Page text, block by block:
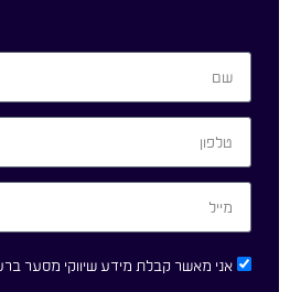
אני מאשר קבלת מידע שיווקי מסער